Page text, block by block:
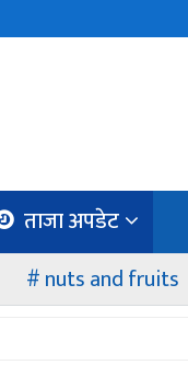
ताजा अपडेट
nuts and fruits